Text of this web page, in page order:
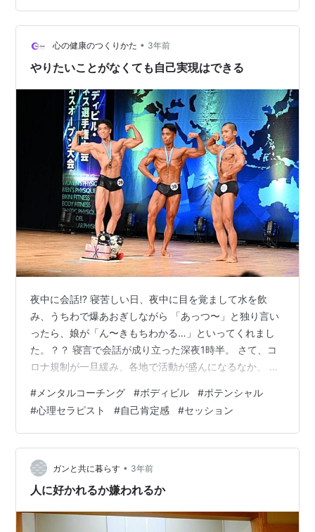
いと言う時 本心では Aをしたくないから 出来ない言い訳
に…
心の健康のつくりかた • 3年前
やりたいことがなくても自己実現はできる
夜中に会話⁉︎ 寝苦しい日、夜中に目を覚まして水を飲
み、うちわで爆あおぎしながら 「あっつ〜」と独り言い
ったら、娘が「ん〜きもちわかる…」といってくれまし
た。？？ 寝言で会話が成り立った深夜1時半。 さて、コ
ロナ規制が一旦緩み、各地で活動が盛んになるなか、 こ
タートしている人も少なくないのではないでしょうか。
皆さんは何かに挑戦していますか？ 挑戦すると課題がど
んどん見えてくる 人は、今の自分ではダメだと思うから
こそ、何かを成し遂げたい！という欲求が生まれます。
ダメな自分で考えることといえば 「将来やりたいことが
ない」「将来なりたいものがな…
#メンタルコーチング #ボディビル #ポテンシャル
#心理セラピスト #自己肯定感 #セッション
ガンと共に暮らす • 3年前
人に好かれるか嫌われるか